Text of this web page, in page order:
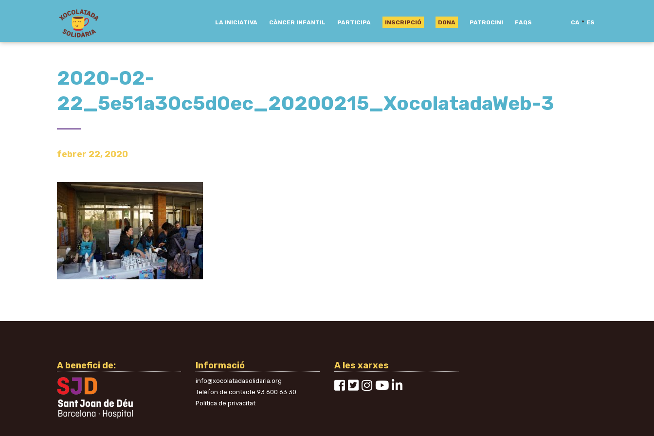
LA INICIATIVA CÀNCER INFANTIL PARTICIPA INSCRIPCIÓ DONA PATROCINI FAQS CA · ES
2020-02-
22_5e51a30c5d0ec_20200215_XocolatadaWeb-3
febrer 22, 2020
A benefici de: Informació
info@xocolatadasolidaria.org
Telèfon de contacte 93 600 63 30
Política de privacitat
A les xarxes